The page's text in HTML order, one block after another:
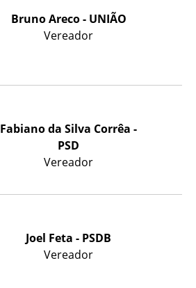
Bruno Areco - UNIÃO
Vereador
Fabiano da Silva Corrêa -
PSD
Vereador
Joel Feta - PSDB
Vereador